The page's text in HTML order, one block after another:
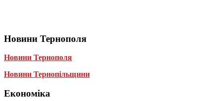
Новини Тернополя
Новини Тернополя
Новини Тернопільщини
Економіка